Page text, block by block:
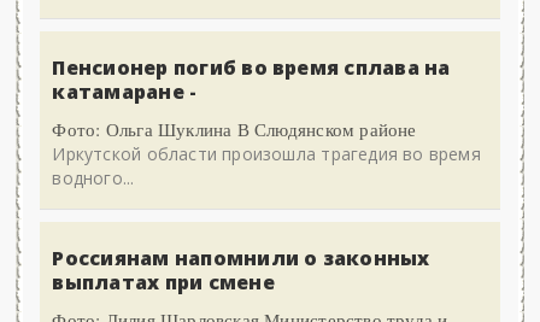
Пенсионер погиб во время сплава на
катамаране -
Фото: Ольга Шуклина В Слюдянском районе
Иркутской области произошла трагедия во время
водного...
Россиянам напомнили о законных
выплатах при смене